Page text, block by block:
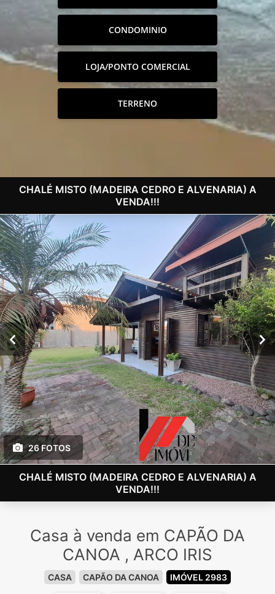
CONDOMINIO
LOJA/PONTO COMERCIAL
TERRENO
CHALÉ MISTO (MADEIRA CEDRO E ALVENARIA) A
VENDA!!!
26 FOTOS
CHALÉ MISTO (MADEIRA CEDRO E ALVENARIA) A
VENDA!!!
Casa à venda em CAPÃO DA
CANOA , ARCO IRIS
CASA CAPÃO DA CANOA IMÓVEL 2983